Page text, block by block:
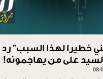
خطيرا لهذا السبب"
على من يهاجمونه!
08/